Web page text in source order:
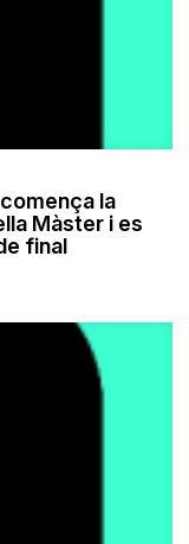
la
Màster i es
final